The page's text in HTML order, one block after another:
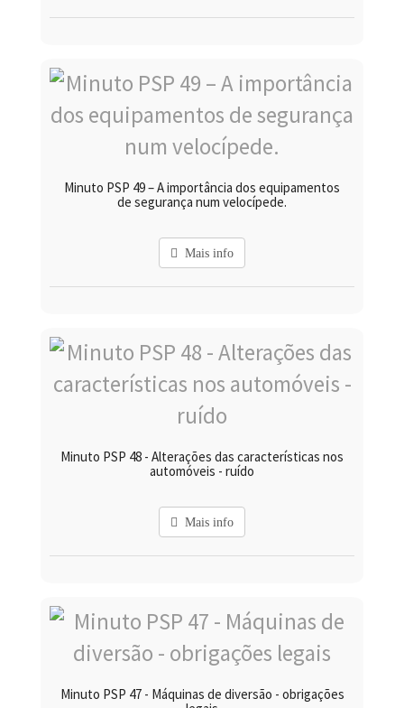
Minuto PSP 49 – A importância dos equipamentos
de segurança num velocípede.
Mais info
Minuto PSP 48 - Alterações das características nos
automóveis - ruído
Mais info
Minuto PSP 47 - Máquinas de diversão - obrigações